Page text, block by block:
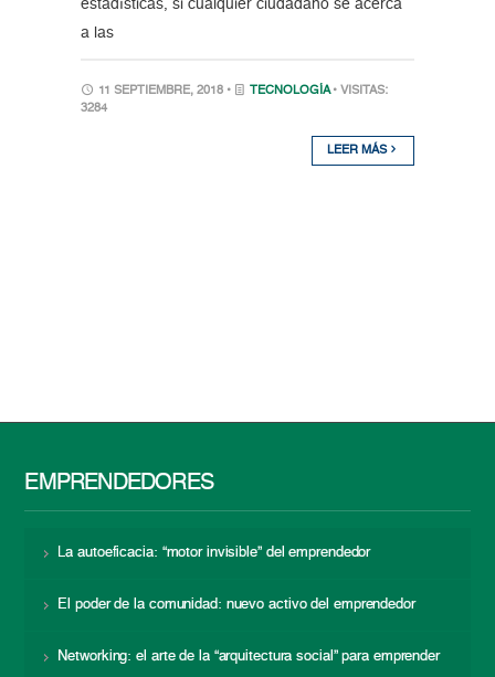
estadísticas, si cualquier ciudadano se acerca
a las
11 SEPTIEMBRE, 2018 • TECNOLOGÍA • VISITAS:
3284
LEER MÁS
EMPRENDEDORES
La autoeficacia: “motor invisible” del emprendedor
El poder de la comunidad: nuevo activo del emprendedor
Networking: el arte de la “arquitectura social” para emprender